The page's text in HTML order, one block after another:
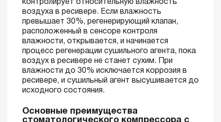
контролирует относительную влажность
воздуха в ресивере. Если влажность
превышает 30%, регенерирующий клапан,
расположенный в сенсоре контроля
влажности, открывается, и начинается
процесс регенерации сушильного агента, пока
воздух в ресивере не станет сухим. При
влажности до 30% исключается коррозия в
ресивере, и сушильный агент высушивается до
исходного состояния.
Основные преимущества
стоматологического компрессора с